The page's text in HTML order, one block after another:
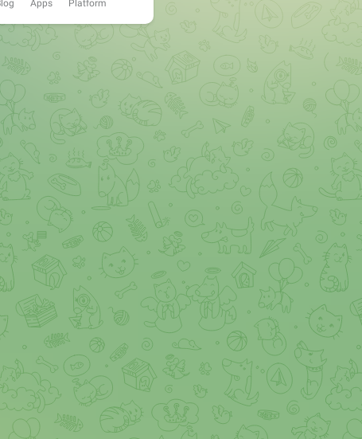
Apps Platform